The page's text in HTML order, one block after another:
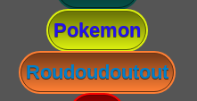
Pokemon
Roudoudoutout